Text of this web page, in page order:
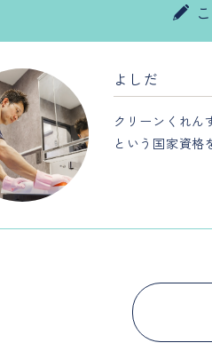
よしだ
クリーンくれん
という国家資格